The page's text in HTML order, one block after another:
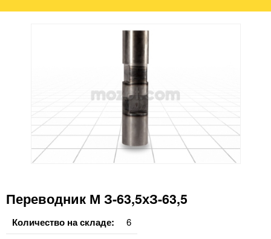
Переводник М З-63,5хЗ-63,5
Количество на складе: 6